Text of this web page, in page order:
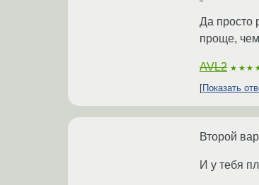
Да просто
проще,
AVL2
Показать
Второй
И у тебя